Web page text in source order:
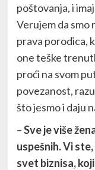
poštovanja, i
Verujem da smo
prava porodica,
one teške
proći na svom
povezanost,
što jesmo i daju
–Sve je više
uspešnih. Vi
svet biznisa,